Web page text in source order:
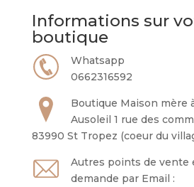
Informations sur
boutique
Whatsapp
0662316592
Boutique Maison mère
Ausoleil 1 rue des
83990 St Tropez (coeur du
Autres points de vente
demande par Email :